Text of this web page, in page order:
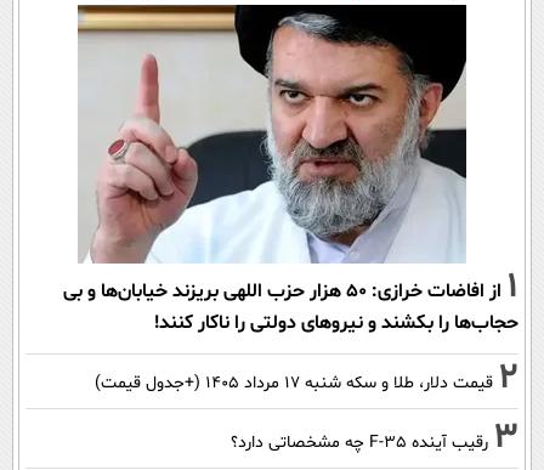
1
از افاضات خرازی: ۵۰ هزار حزب اللهی بریزند خیابان‌ها و بی
حجاب‌ها را بکشند و نیرو‌های دولتی را ناکار کنند!
2 قیمت دلار، طلا و سکه شنبه ۱۷ مرداد ۱۴۰۵ (+جدول قیمت)
3 رقیب آینده F-35 چه مشخصاتی دارد؟